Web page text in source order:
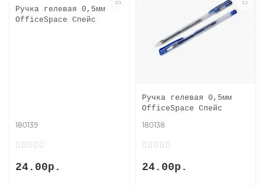
Ручка гелевая 0,5мм
OfficeSpace Спейс
180139
24.00р.
Ручка гелевая 0,5мм
OfficeSpace Спейс
180138
24.00р.